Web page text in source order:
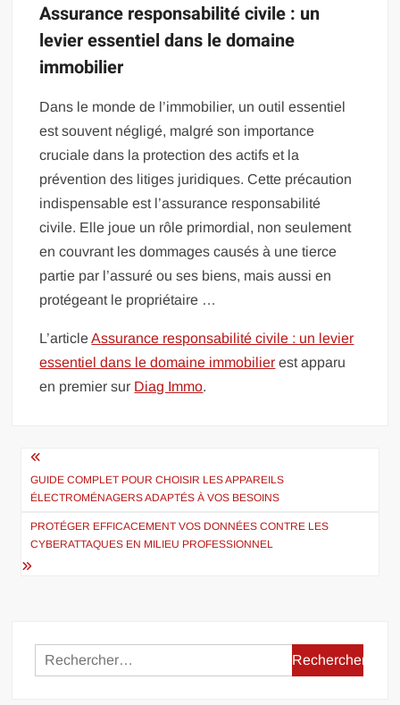
Assurance responsabilité civile : un
levier essentiel dans le domaine
immobilier
Dans le monde de l’immobilier, un outil essentiel
est souvent négligé, malgré son importance
cruciale dans la protection des actifs et la
prévention des litiges juridiques. Cette précaution
indispensable est l’assurance responsabilité
civile. Elle joue un rôle primordial, non seulement
en couvrant les dommages causés à une tierce
partie par l’assuré ou ses biens, mais aussi en
protégeant le propriétaire …
L’articleAssurance responsabilité civile : un levier
essentiel dans le domaine immobilier est apparu
en premier sur Diag Immo.
Navigation
de
l’article
GUIDE COMPLET POUR CHOISIR LES APPAREILS
ÉLECTROMÉNAGERS ADAPTÉS À VOS BESOINS
PROTÉGER EFFICACEMENT VOS DONNÉES CONTRE LES
CYBERATTAQUES EN MILIEU PROFESSIONNEL
Rechercher :